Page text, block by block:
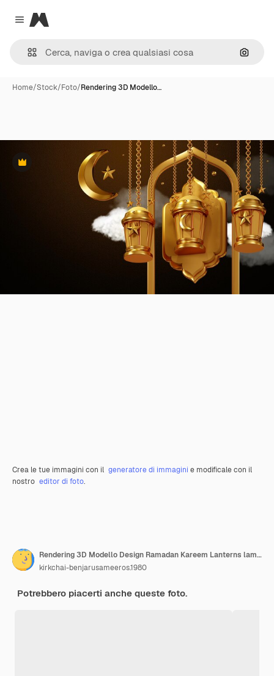
Close menu
Magnific
Cerca
Home/Stock/Foto/Rendering 3D Modello…
Premium
Crea le tue immagini con il generatore di immagini e modificale con il
nostro editor di foto.
Rendering 3D Modello Design Ramadan Kareem Lanterns lampade color oro religione islamica
kirkchai-benjarusameeros.1980
Potrebbero piacerti anche queste foto.